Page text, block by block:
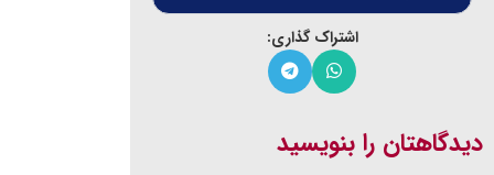
اشتراک گذاری:
دیدگاهتان را بنویسید